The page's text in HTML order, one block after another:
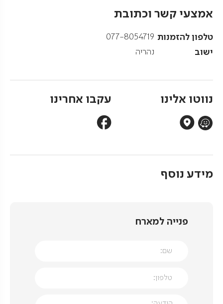
אמצעי קשר וכתובת
טלפון להזמנות 077-8054719
ישוב נהריה
נווטו אלינו עקבו אחרינו
מידע נוסף
פנייה למארח